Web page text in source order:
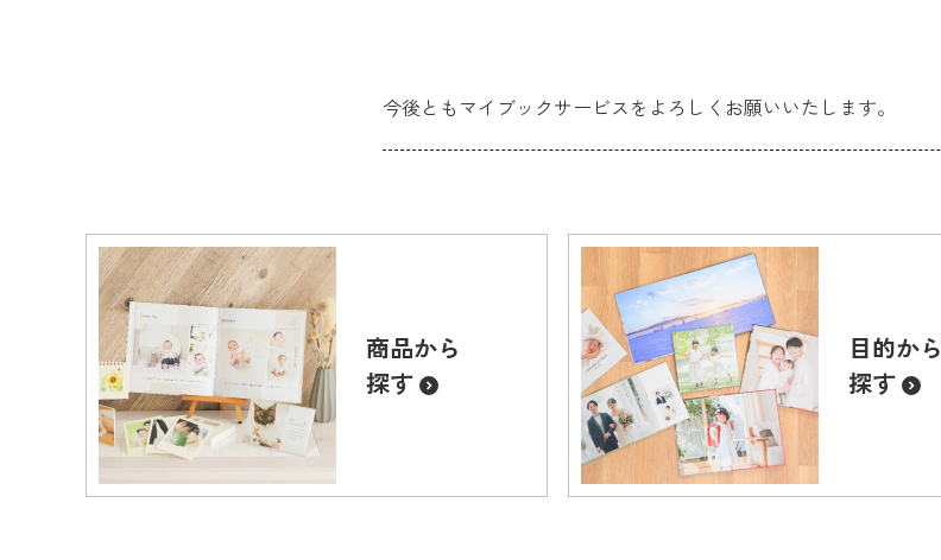
今後ともマイブックサービスをよろしくお願いいたします。
商品から
探す
目的から
探す